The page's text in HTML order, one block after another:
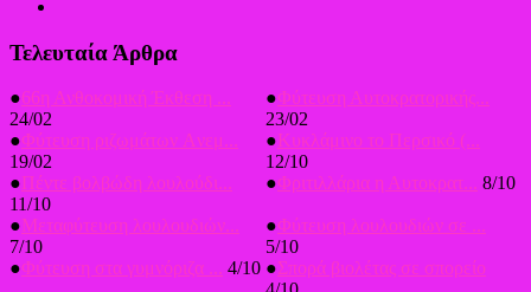
Τελευταία Άρθρα
●66η Ανθοκομική Έκθεση ...
24/02
●Φύτευση Αυτοκρατορικής...
23/02
●Φύτευση ριζωμάτων Aνεμ...
19/02
● Κυκλάμινο το Περσικό (...
12/10
● Πέντε βολβώδη λουλούδι...
11/10
●Φριτιλλάρια η Αυτοκρατ... 8/10
● Μεταφύτευση λουλουδιών...
7/10
●Φύτευση λουλουδιών σε ...
5/10
●Φύτευση στα γυμνόριζα ... 4/10 ●Σπορά βιολέτας σε σπορείο